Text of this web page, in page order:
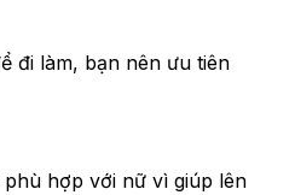
đi làm, bạn nên ưu tiên
hợp với nữ vì giúp lên